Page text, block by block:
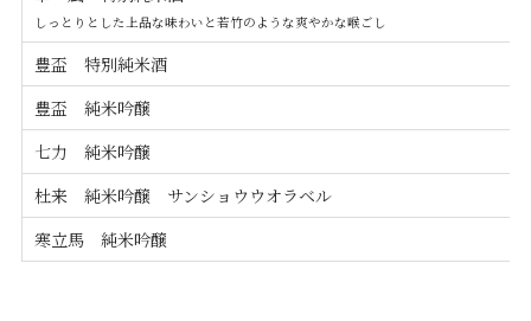
しっとりとした上品な味わいと若竹のような爽やかな喉ごし
豊盃 特別純米酒
豊盃 純米吟醸
七力 純米吟醸
杜来 純米吟醸 サンショウウオラベル
寒立馬 純米吟醸